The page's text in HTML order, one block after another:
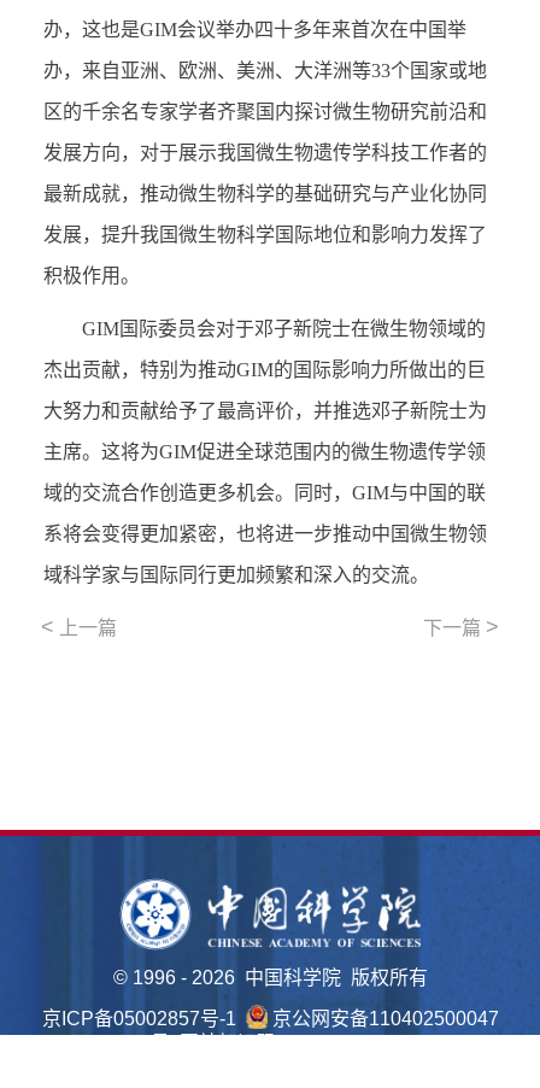
办，这也是GIM会议举办四十多年来首次在中国举
办，来自亚洲、欧洲、美洲、大洋洲等33个国家或地
区的千余名专家学者齐聚国内探讨微生物研究前沿和
发展方向，对于展示我国微生物遗传学科技工作者的
最新成就，推动微生物科学的基础研究与产业化协同
发展，提升我国微生物科学国际地位和影响力发挥了
积极作用。
GIM国际委员会对于邓子新院士在微生物领域的
杰出贡献，特别为推动GIM的国际影响力所做出的巨
大努力和贡献给予了最高评价，并推选邓子新院士为
主席。这将为GIM促进全球范围内的微生物遗传学领
域的交流合作创造更多机会。同时，GIM与中国的联
系将会变得更加紧密，也将进一步推动中国微生物领
域科学家与国际同行更加频繁和深入的交流。
< 上一篇 下一篇 >
© 1996 - 2026 中国科学院 版权所有
京ICP备05002857号-1
京公网安备110402500047